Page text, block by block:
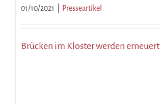
01/10/2021 Presseartikel
Brücken im Kloster werden erneuert